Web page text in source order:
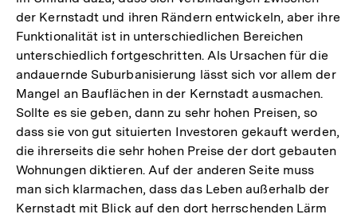
der Kernstadt und ihren Rändern entwickeln, aber ihre
Funktionalität ist in unterschiedlichen Bereichen
unterschiedlich fortgeschritten. Als Ursachen für die
andauernde Suburbanisierung lässt sich vor allem der
Mangel an Bauflächen in der Kernstadt ausmachen.
Sollte es sie geben, dann zu sehr hohen Preisen, so
dass sie von gut situierten Investoren gekauft werden,
die ihrerseits die sehr hohen Preise der dort gebauten
Wohnungen diktieren. Auf der anderen Seite muss
man sich klarmachen, dass das Leben außerhalb der
Kernstadt mit Blick auf den dort herrschenden Lärm